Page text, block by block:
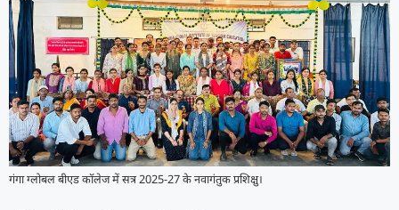
गंगा ग्लोबल बीएड कॉलेज में सत्र 2025-27 के नवागंतुक प्रशिक्षु।